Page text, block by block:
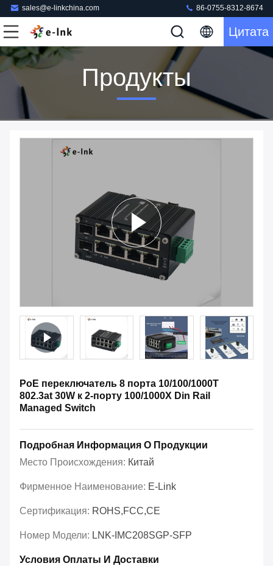
sales@e-linkchina.com 86-0755-8312-8674
Цитата
Продукты
PoE переключатель 8 порта 10/100/1000T
802.3at 30W к 2-порту 100/1000X Din Rail
Managed Switch
Подробная Информация О Продукции
Место Происхождения: Китай
Фирменное Наименование: E-Link
Сертификация: ROHS,FCC,CE
Номер Модели: LNK-IMC208SGP-SFP
Условия Оплаты И Доставки